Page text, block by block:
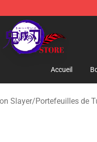
Kimetsu no Yaiba
Accueil
Slayer/Portefeuilles de